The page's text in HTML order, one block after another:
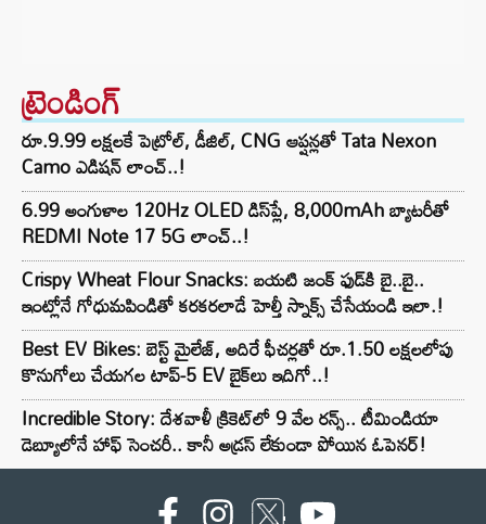
ట్రెండింగ్‌
రూ.9.99 లక్షలకే పెట్రోల్, డీజిల్, CNG ఆప్షన్లతో Tata Nexon
Camo ఎడిషన్ లాంచ్..!
6.99 అంగుళాల 120Hz OLED డిస్‌ప్లే, 8,000mAh బ్యాటరీతో
REDMI Note 17 5G లాంచ్..!
Crispy Wheat Flour Snacks: బయటి జంక్ ఫుడ్‌కి బై..బై..
ఇంట్లోనే గోధుమపిండితో కరకరలాడే హెల్తీ స్నాక్స్ చేసేయండి ఇలా.!
Best EV Bikes: బెస్ట్ మైలేజ్, అదిరే ఫీచర్లతో రూ.1.50 లక్షలలోపు
కొనుగోలు చేయగల టాప్-5 EV బైక్‌లు ఇదిగో..!
Incredible Story: దేశవాళీ క్రికెట్‌లో 9 వేల రన్స్.. టీమిండియా
డెబ్యూలోనే హాఫ్ సెంచరీ.. కానీ అడ్రస్ లేకుండా పోయిన ఓపెనర్!